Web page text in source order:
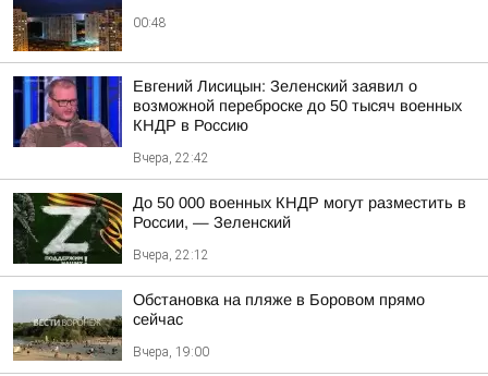
00:48
Евгений Лисицын: Зеленский заявил о
возможной переброске до 50 тысяч военных
КНДР в Россию
Вчера, 22:42
До 50 000 военных КНДР могут разместить в
России, — Зеленский
Вчера, 22:12
Обстановка на пляже в Боровом прямо
сейчас
Вчера, 19:00